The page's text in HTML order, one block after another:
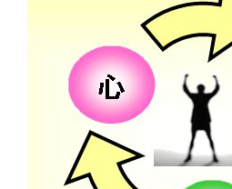
アルバイト採用
広報誌「かけはし」
お問い合わせ
あいちの米・麦・大豆
食肉販売店
直営飲食店
JA葬祭
野菜・果物・花を生産の皆様へ
青果物の市況概要
牛肉・豚肉・鶏卵を生産の皆様へ
あいち産 畜産物情報ニュース
畜産・お肉市況表一覧